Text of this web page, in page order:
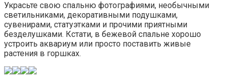
Украсьте свою спальню фотографиями, необычными
светильниками, декоративными подушками,
сувенирами, статуэтками и прочими приятными
безделушками. Кстати, в бежевой спальне хорошо
устроить аквариум или просто поставить живые
растения в горшках.